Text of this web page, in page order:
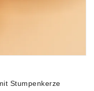
Stumpenkerze